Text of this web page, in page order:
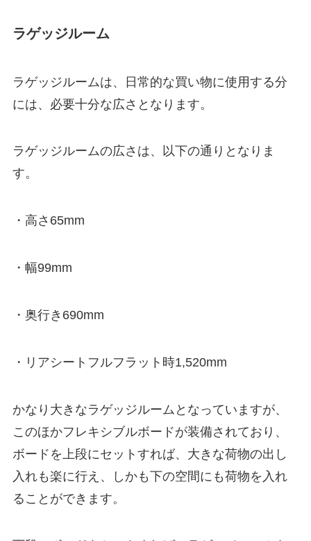
ラゲッジルーム
ラゲッジルームは、日常的な買い物に使用する分
には、必要十分な広さとなります。
ラゲッジルームの広さは、以下の通りとなりま
す。
・高さ65mm
・幅99mm
・奥行き690mm
・リアシートフルフラット時1,520mm
かなり大きなラゲッジルームとなっていますが、
このほかフレキシブルボードが装備されており、
ボードを上段にセットすれば、大きな荷物の出し
入れも楽に行え、しかも下の空間にも荷物を入れ
ることができます。